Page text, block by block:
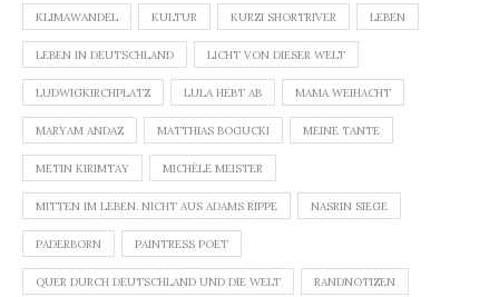
KLIMAWANDEL KULTUR KURZI SHORTRIVER LEBEN
LEBEN IN DEUTSCHLAND LICHT VON DIESER WELT
LUDWIGKIRCHPLATZ LULA HEBT AB MAMA WEIHACHT
MARYAM ANDAZ MATTHIAS BOGUCKI MEINE TANTE
METIN KIRIMTAY MICHÈLE MEISTER
MITTEN IM LEBEN. NICHT AUS ADAMS RIPPE NASRIN SIEGE
PADERBORN PAINTRESS POET
QUER DURCH DEUTSCHLAND UND DIE WELT RANDNOTIZEN